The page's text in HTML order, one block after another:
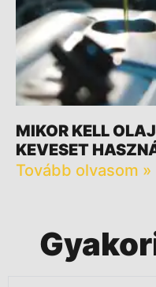
MIKOR KELL
KEVESET
Tovább olvasom »